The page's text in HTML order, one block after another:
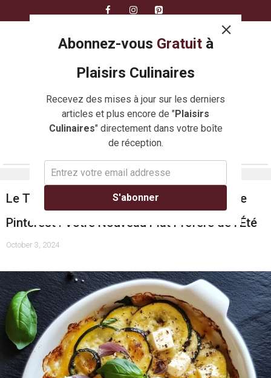
to
Le Tian de Courgettes et Feta qui Enflamme
Pinterest : Votre Nouveau Plat Préféré de l’Été
October 3, 2024
Abonnez-vous Gratuit à
Plaisirs Culinaires
Recevez des mises à jour sur les derniers
articles et plus encore de "Plaisirs
Culinaires" directement dans votre boîte
de réception.
S'abonner